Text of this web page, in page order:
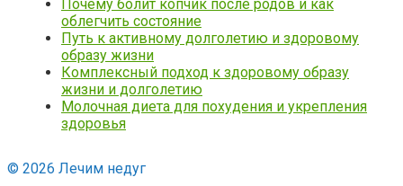
Почему болит копчик после родов и как
облегчить состояние
Путь к активному долголетию и здоровому
образу жизни
Комплексный подход к здоровому образу
жизни и долголетию
Молочная диета для похудения и укрепления
здоровья
© 2026 Лечим недуг